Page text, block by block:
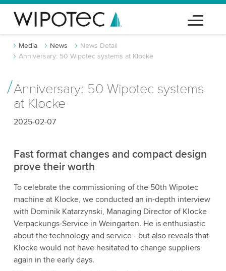
Media News
News Detail
Anniversary: 50 Wipotec systems at Klocke
Anniversary: 50 Wipotec systems
at Klocke
2025-02-07
Fast format changes and compact design
prove their worth
To celebrate the commissioning of the 50th Wipotec
machine at Klocke, we conducted an in-depth interview
with Dominik Katarzynski, Managing Director of Klocke
Verpackungs-Service in Weingarten. He is enthusiastic
about the technology and service - but also reveals that
Klocke would not have hesitated to change suppliers
again in the early days.